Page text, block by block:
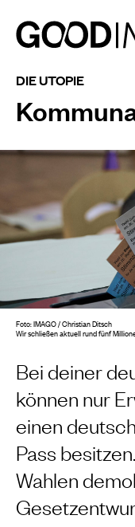
DIE UTOPIE
Bei deiner
können nur
einen
Pass
Wahlen
Foto: IMAGO / Christian Ditsch
Wir schließen aktuell rund fünf